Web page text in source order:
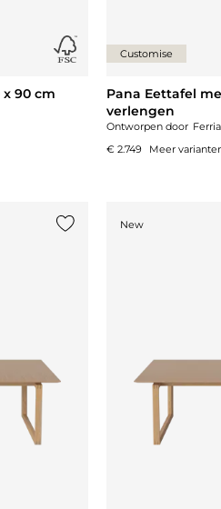
90 cm
Customise
Pana Eettafel
verlengen
Ontworpen door
€ 2.749
Meer
New